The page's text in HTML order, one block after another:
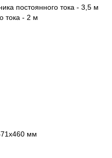
постоянного тока - 3,5 м
тока - 2 м
мм